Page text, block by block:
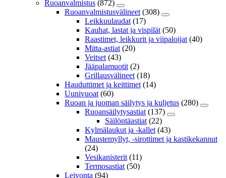
Ruoanvalmistus (872)
Ruoanvalmistusvälineet (308)
Leikkuulaudat (17)
Kauhat, lastat ja vispilät (50)
Raastimet, leikkurit ja viipaloijat (40)
Mitta-astiat (20)
Veitset (43)
Jääpalamuotit (2)
Grillausvälineet (18)
Hauduttimet ja keittimet (14)
Uunivuoat (60)
Ruoan ja juoman säilytys ja kuljetus (280)
Ruoansäilytysastiat (137)
Säilöntäastiat (22)
Kylmälaukut ja -kallet (43)
Maustemyllyt, -sirottimet ja kastikekannut
(24)
Vesikanisterit (11)
Termosastiat (50)
Leivonta (94)